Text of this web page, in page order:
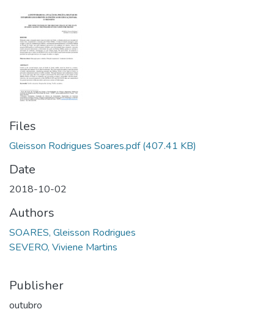
Files
Gleisson Rodrigues Soares.pdf(407.41 KB)
Date
2018-10-02
Authors
SOARES, Gleisson Rodrigues
SEVERO, Viviene Martins
Publisher
outubro